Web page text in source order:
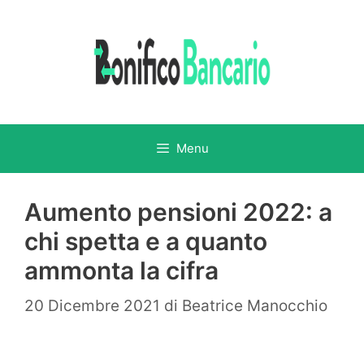
Menu
Aumento pensioni 2022: a
chi spetta e a quanto
ammonta la cifra
20 Dicembre 2021 di Beatrice Manocchio